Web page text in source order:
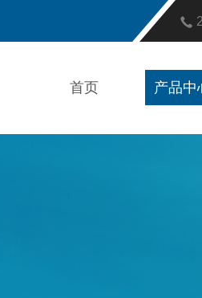
首页 产品中